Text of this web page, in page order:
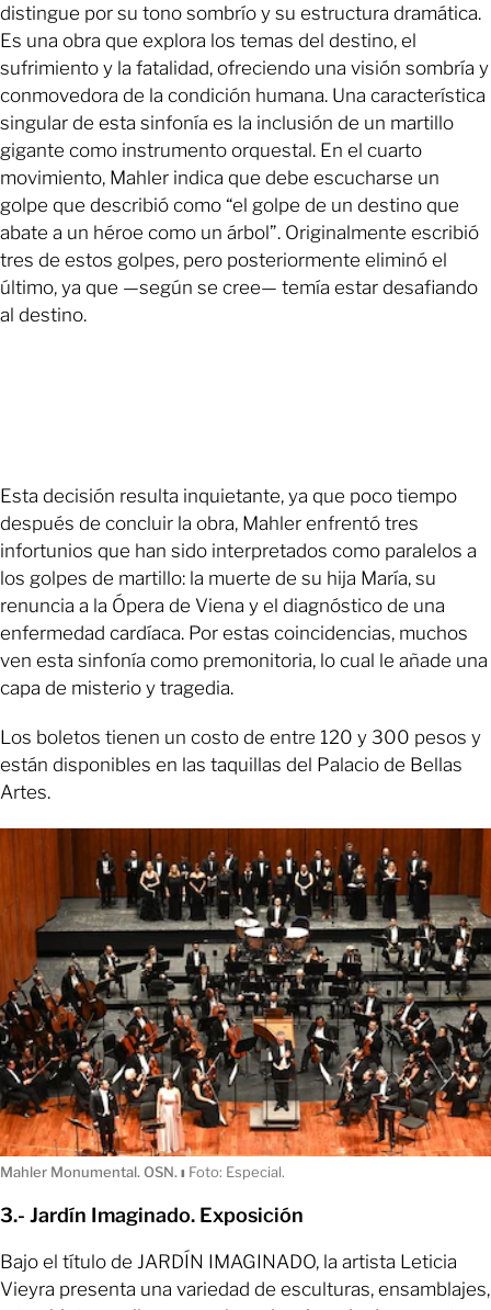
distingue por su tono sombrío y su estructura dramática.
Es una obra que explora los temas del destino, el
sufrimiento y la fatalidad, ofreciendo una visión sombría y
conmovedora de la condición humana. Una característica
singular de esta sinfonía es la inclusión de un martillo
gigante como instrumento orquestal. En el cuarto
movimiento, Mahler indica que debe escucharse un
golpe que describió como “el golpe de un destino que
abate a un héroe como un árbol”. Originalmente escribió
tres de estos golpes, pero posteriormente eliminó el
último, ya que —según se cree— temía estar desafiando
al destino.
Esta decisión resulta inquietante, ya que poco tiempo
después de concluir la obra, Mahler enfrentó tres
infortunios que han sido interpretados como paralelos a
los golpes de martillo: la muerte de su hija María, su
renuncia a la Ópera de Viena y el diagnóstico de una
enfermedad cardíaca. Por estas coincidencias, muchos
ven esta sinfonía como premonitoria, lo cual le añade una
capa de misterio y tragedia.
Los boletos tienen un costo de entre 120 y 300 pesos y
están disponibles en las taquillas del Palacio de Bellas
Artes.
Mahler Monumental. OSN. ı Foto: Especial.
3.- Jardín Imaginado. Exposición
Bajo el título de JARDÍN IMAGINADO, la artista Leticia
Vieyra presenta una variedad de esculturas, ensamblajes,